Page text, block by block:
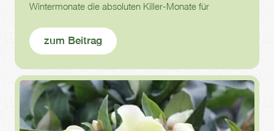
Wintermonate die absoluten Killer-Monate für
zum Beitrag